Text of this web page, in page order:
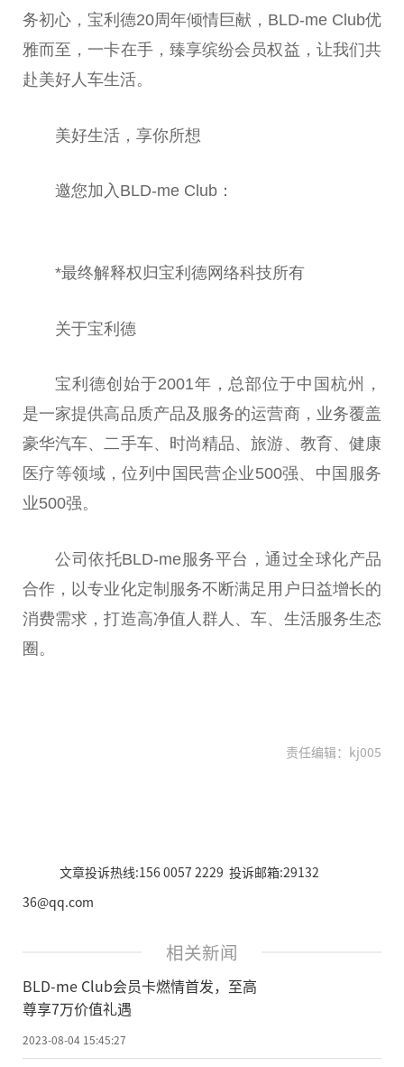
务初心 ，宝利德20周年倾情巨献，BLD-me Club优
雅而至，一卡在手，臻享缤纷会员权益，让我们共
赴美好人车生活。
美好生活，享你所想
邀您加入BLD-me Club ：
*最终解释权归宝利德网络科技所有
关于宝利德
宝利德创始于2001年，总部位于中国杭州，
是一家提供高品质产品及服务的运营商，业务覆盖
豪华汽车、二手车、时尚精品、旅游、教育、健康
医疗等领域，位列 中国 民营企业500强、 中国 服务
业500强。
公司依托BLD-me服务平台 ，通过全球化产品
合作，以专业化定制服务不断满足用户日益增长的
消费需求，打造高净值人群人、车、生活服务生态
圈。
责任编辑：kj005
文章投诉热线:156 0057 2229 投诉邮箱:29132
36@qq.com
相关新闻
BLD-me Club会员卡燃情首发，至高
尊享7万价值礼遇
2023-08-04 15:45:27